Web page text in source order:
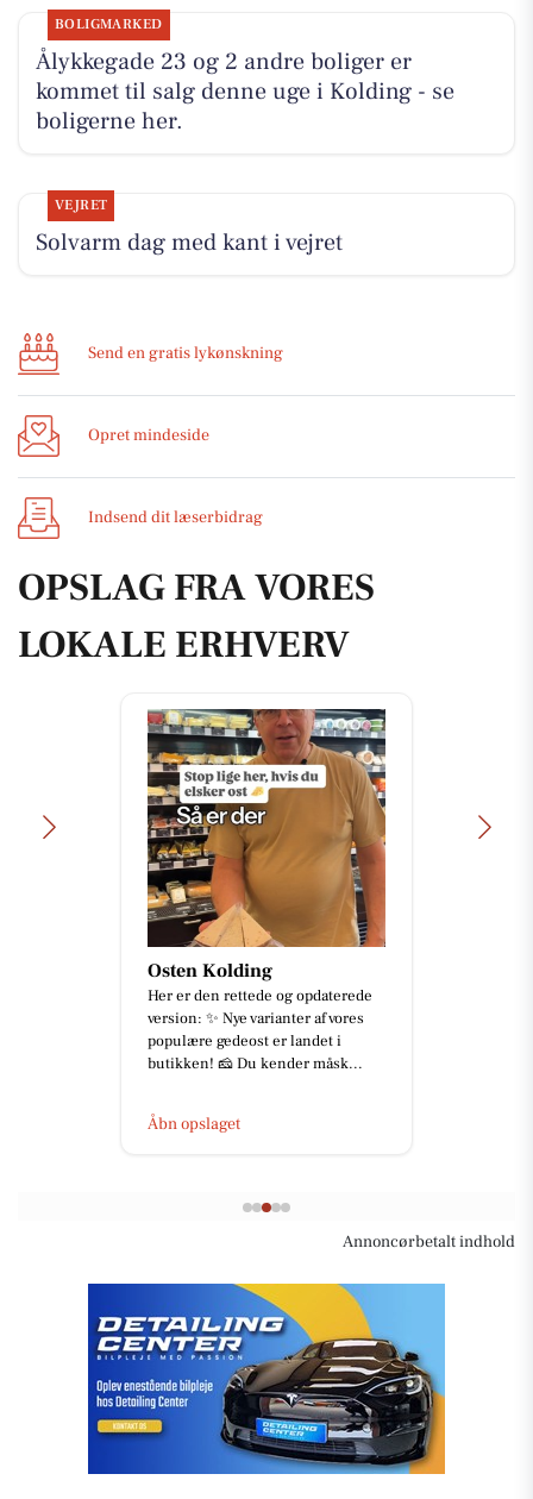
BOLIGMARKED
Ålykkegade 23 og 2 andre boliger er
kommet til salg denne uge i Kolding - se
boligerne her.
VEJRET
Solvarm dag med kant i vejret
Send en gratis lykønskning
Opret mindeside
Indsend dit læserbidrag
OPSLAG FRA VORES
LOKALE ERHVERV
Osten Kolding
Her er den rettede og opdaterede
version: ✨ Nye varianter af vores
populære gedeost er landet i
butikken! 🧀 Du kender måsk...
Åbn opslaget
Annoncørbetalt indhold